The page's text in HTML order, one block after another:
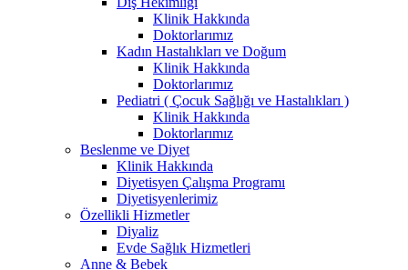
Klinik Hakkında
Doktorlarımız
Kadın Hastalıkları ve Doğum
Klinik Hakkında
Doktorlarımız
Pediatri ( Çocuk Sağlığı ve Hastalıkları )
Klinik Hakkında
Doktorlarımız
Beslenme ve Diyet
Klinik Hakkında
Diyetisyen Çalışma Programı
Diyetisyenlerimiz
Özellikli Hizmetler
Diyaliz
Evde Sağlık Hizmetleri
Anne & Bebek